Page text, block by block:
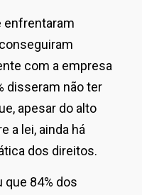
enfrentaram
com a empresa
disseram não ter
apesar do alto
a lei, ainda há
dos direitos.
84% dos